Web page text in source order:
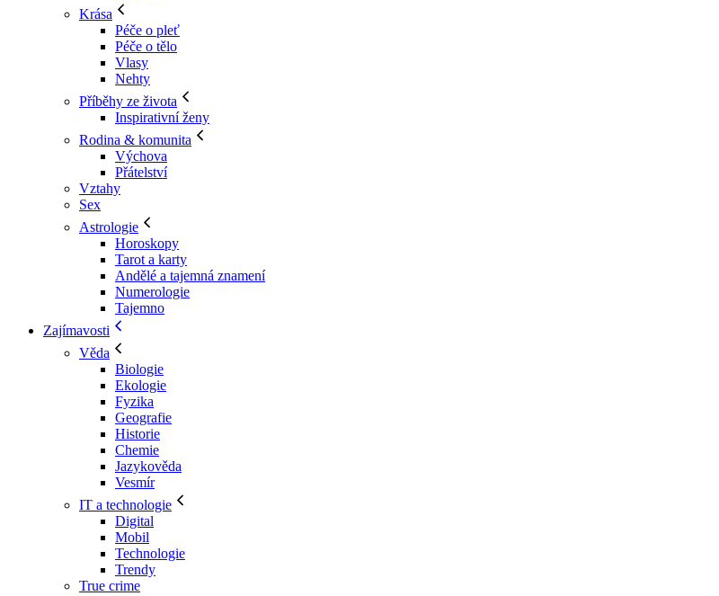
Krása
Péče o pleť
Péče o tělo
Vlasy
Nehty
Příběhy ze života
Inspirativní ženy
Rodina & komunita
Výchova
Přátelství
Vztahy
Sex
Astrologie
Horoskopy
Tarot a karty
Andělé a tajemná znamení
Numerologie
Tajemno
Zajímavosti
Věda
Biologie
Ekologie
Fyzika
Geografie
Historie
Chemie
Jazykověda
Vesmír
IT a technologie
Digital
Mobil
Technologie
Trendy
True crime